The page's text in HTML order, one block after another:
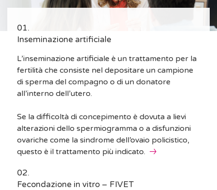
Inseminazione artificiale
L’inseminazione artificiale è un trattamento per la
fertilità che consiste nel depositare un campione
di sperma del compagno o di un donatore
all’interno dell’utero.
Se la difficoltà di concepimento è dovuta a lievi
alterazioni dello spermiogramma o a disfunzioni
ovariche come la sindrome dell’ovaio policistico,
questo è il trattamento più indicato.
Fecondazione in vitro – FIVET